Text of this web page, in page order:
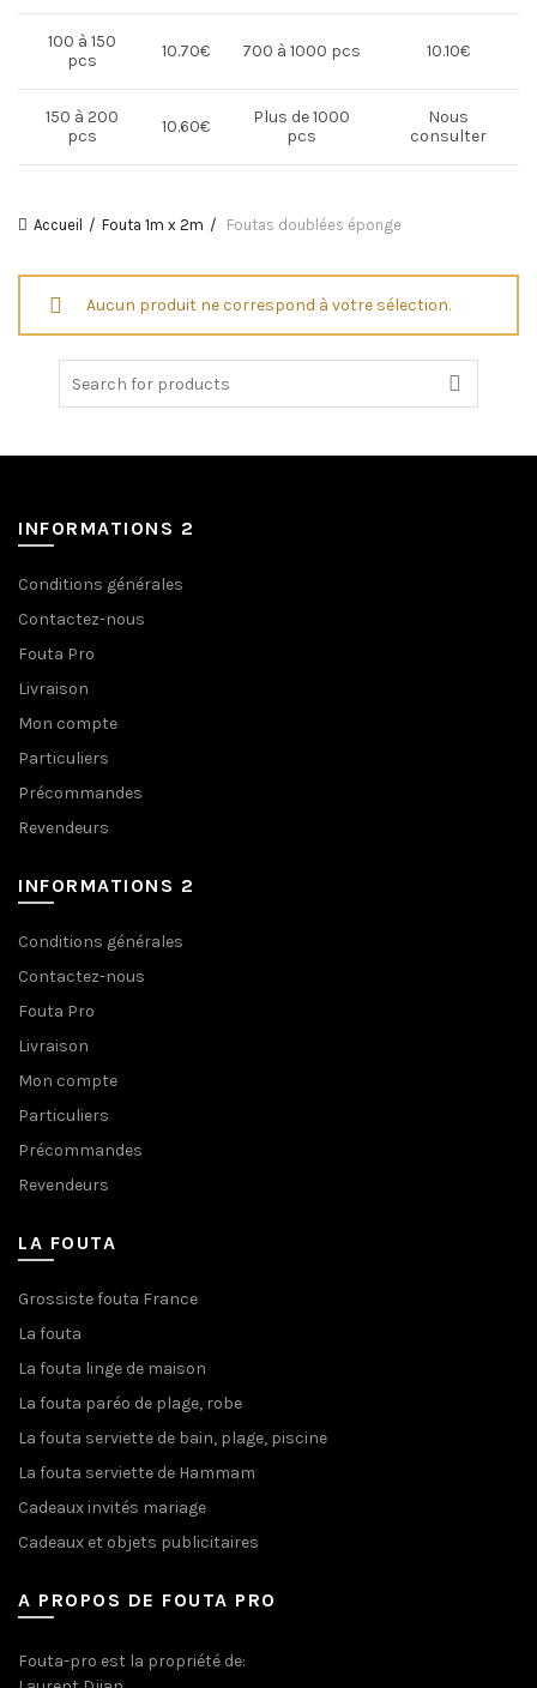
100 à 150
pcs
10.70€ 700 à 1000 pcs 10.10€
150 à 200
pcs
10.60€
Plus de 1000
pcs
Nous
consulter
Accueil Fouta 1m x 2m Foutas doublées éponge
Aucun produit ne correspond à votre sélection.
Search
for:
INFORMATIONS 2
Conditions générales
Contactez-nous
Fouta Pro
Livraison
Mon compte
Particuliers
Précommandes
Revendeurs
INFORMATIONS 2
Conditions générales
Contactez-nous
Fouta Pro
Livraison
Mon compte
Particuliers
Précommandes
Revendeurs
LA FOUTA
Grossiste fouta France
La fouta
La fouta linge de maison
La fouta paréo de plage, robe
La fouta serviette de bain, plage, piscine
La fouta serviette de Hammam
Cadeaux invités mariage
Cadeaux et objets publicitaires
A PROPOS DE FOUTA PRO
Fouta-pro est la propriété de: